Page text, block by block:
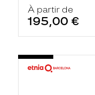
À partir de
195,00 €